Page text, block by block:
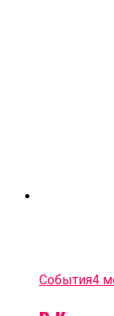
События4